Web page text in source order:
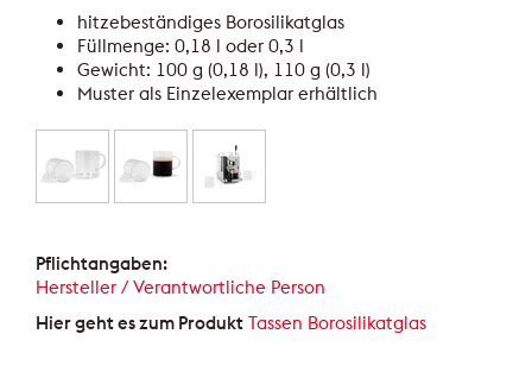
hitzebeständiges Borosilikatglas
Füllmenge: 0,18 l oder 0,3 l
Gewicht: 100 g (0,18 l), 110 g (0,3 l)
Muster als Einzelexemplar erhältlich
Pflichtangaben:
Hersteller / Verantwortliche Person
Hier geht es zum Produkt Tassen Borosilikatglas